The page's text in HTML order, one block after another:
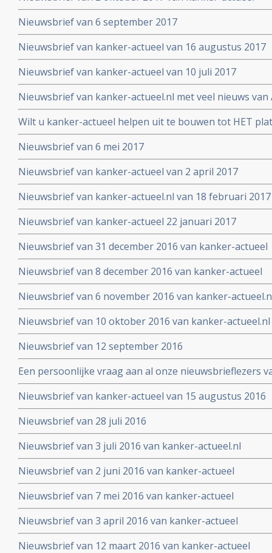
Nieuwsbrief van 6 september 2017
Nieuwsbrief van kanker-actueel van 16 augustus 2017
Nieuwsbrief van kanker-actueel van 10 juli 2017
Nieuwsbrief van kanker-actueel.nl met veel nieuws van
2017
Wilt u kanker-actueel helpen uit te bouwen tot HET
hun naasten?
Nieuwsbrief van 6 mei 2017
Nieuwsbrief van kanker-actueel van 2 april 2017
Nieuwsbrief van kanker-actueel.nl van 18 februari 2017
Nieuwsbrief van kanker-actueel 22 januari 2017
Nieuwsbrief van 31 december 2016 van kanker-actueel
Nieuwsbrief van 8 december 2016 van kanker-actueel
Nieuwsbrief van 6 november 2016 van kanker-
Nieuwsbrief van 10 oktober 2016 van kanker-actueel.nl
Nieuwsbrief van 12 september 2016
Een persoonlijke vraag aan al onze nieuwsbrieflezers
Nieuwsbrief van kanker-actueel van 15 augustus 2016
Nieuwsbrief van 28 juli 2016
Nieuwsbrief van 3 juli 2016 van kanker-actueel.nl
Nieuwsbrief van 2 juni 2016 van kanker-actueel
Nieuwsbrief van 7 mei 2016 van kanker-actueel
Nieuwsbrief van 3 april 2016 van kanker-actueel
Nieuwsbrief van 12 maart 2016 van kanker-actueel